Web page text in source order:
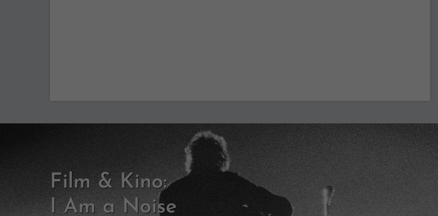
Film & Kino:
I Am a Noise